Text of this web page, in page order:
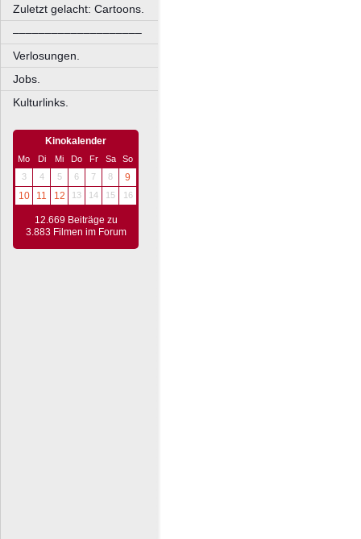
Zuletzt gelacht: Cartoons.
––––––––––––––––––––
Verlosungen.
Jobs.
Kulturlinks.
Kinokalender
Mo Di Mi Do Fr Sa
So
3
4 5 6 7 8
9
10
11 12 13 14 15 16
12.669 Beiträge zu
3.883 Filmen im Forum